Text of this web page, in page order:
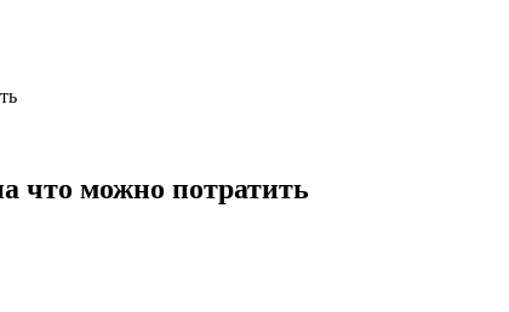
что можно потратить